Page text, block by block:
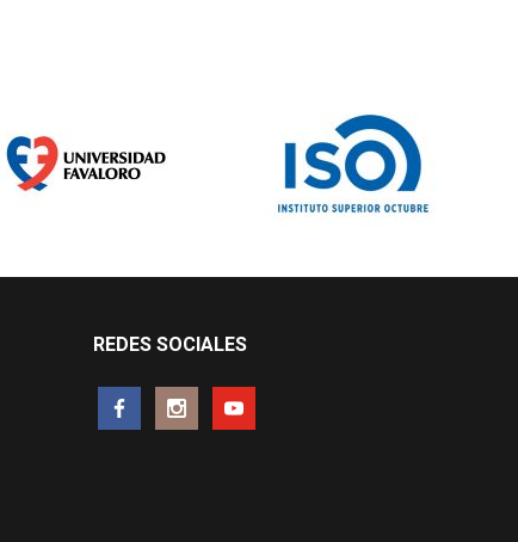
REDES SOCIALES